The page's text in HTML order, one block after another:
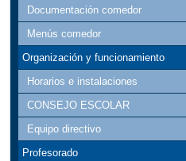
Documentación comedor
Menús comedor
Organización y funcionamiento
Horarios e instalaciones
CONSEJO ESCOLAR
Equipo directivo
Profesorado